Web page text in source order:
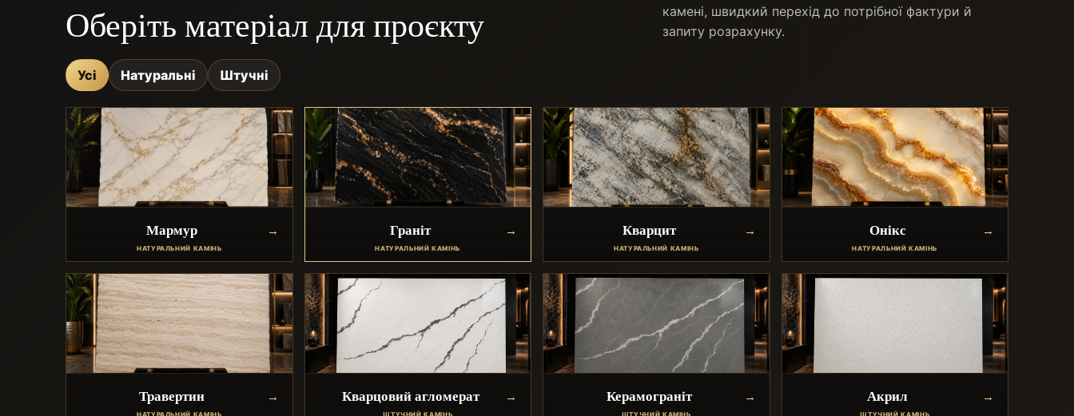
Оберіть матеріал для проєкту
камені, швидкий перехід до потрібної фактури й
запиту розрахунку.
Усі Натуральні Штучні
Мармур
НАТУРАЛЬНИЙ КАМІНЬ
Граніт
НАТУРАЛЬНИЙ КАМІНЬ
Кварцит
НАТУРАЛЬНИЙ КАМІНЬ
Онікс
НАТУРАЛЬНИЙ КАМІНЬ
Травертин
НАТУРАЛЬНИЙ КАМІНЬ
Кварцовий агломерат
ШТУЧНИЙ КАМІНЬ
Керамограніт
ШТУЧНИЙ КАМІНЬ
Акрил
ШТУЧНИЙ КАМІНЬ